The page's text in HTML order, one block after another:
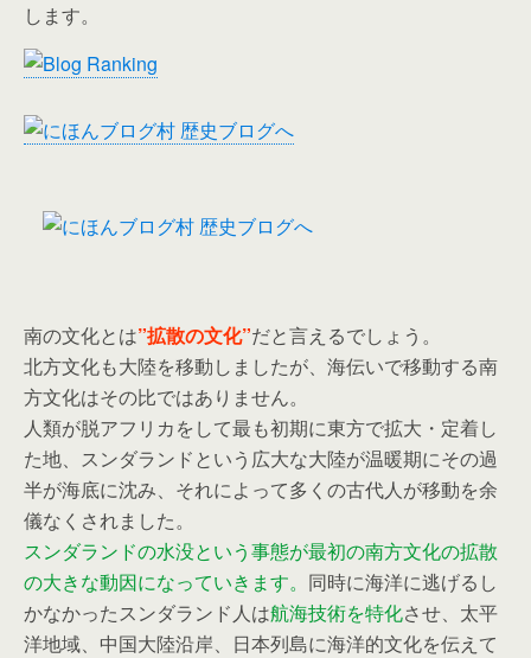
します。
南の文化とは”拡散の文化”だと言えるでしょう。
北方文化も大陸を移動しましたが、海伝いで移動する南
方文化はその比ではありません。
人類が脱アフリカをして最も初期に東方で拡大・定着し
た地、スンダランドという広大な大陸が温暖期にその過
半が海底に沈み、それによって多くの古代人が移動を余
儀なくされました。
スンダランドの水没という事態が最初の南方文化の拡散
の大きな動因になっていきます。 同時に海洋に逃げるし
かなかったスンダランド人は航海技術を特化させ、太平
洋地域、中国大陸沿岸、日本列島に海洋的文化を伝えて